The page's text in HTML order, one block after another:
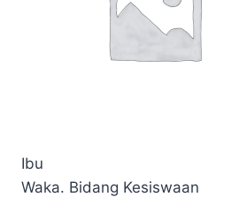
Ibu
Waka. Bidang Kesiswaan